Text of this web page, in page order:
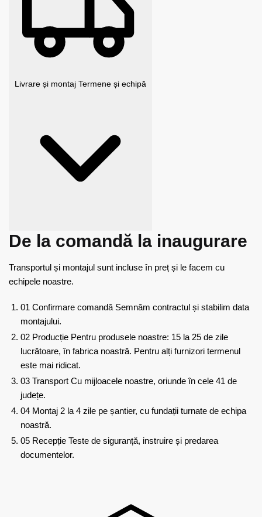
Livrare și montaj Termene și echipă
De la comandă la inaugurare
Transportul și montajul sunt incluse în preț și le facem cu
echipele noastre.
01 Confirmare comandă Semnăm contractul și stabilim data
montajului.
02 Producție Pentru produsele noastre: 15 la 25 de zile
lucrătoare, în fabrica noastră. Pentru alți furnizori termenul
este mai ridicat.
03 Transport Cu mijloacele noastre, oriunde în cele 41 de
județe.
04 Montaj 2 la 4 zile pe șantier, cu fundații turnate de echipa
noastră.
05 Recepție Teste de siguranță, instruire și predarea
documentelor.